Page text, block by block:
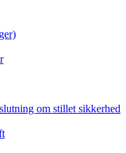
om stillet sikkerhed